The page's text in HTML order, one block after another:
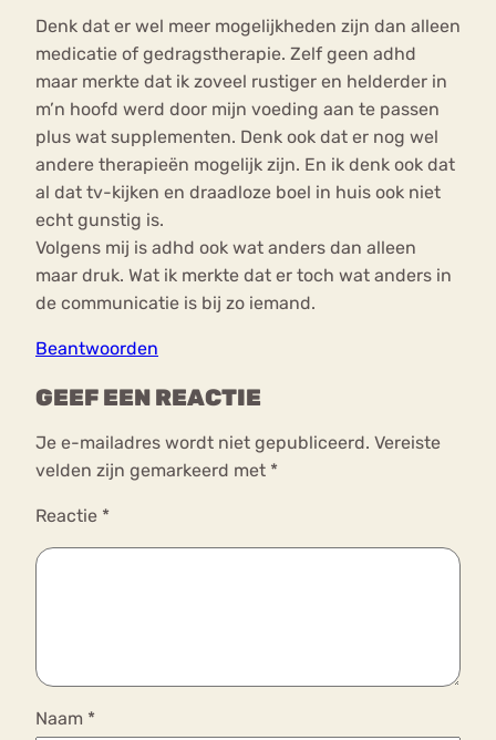
Denk dat er wel meer mogelijkheden zijn dan alleen
medicatie of gedragstherapie. Zelf geen adhd
maar merkte dat ik zoveel rustiger en helderder in
m’n hoofd werd door mijn voeding aan te passen
plus wat supplementen. Denk ook dat er nog wel
andere therapieën mogelijk zijn. En ik denk ook dat
al dat tv-kijken en draadloze boel in huis ook niet
echt gunstig is.
Volgens mij is adhd ook wat anders dan alleen
maar druk. Wat ik merkte dat er toch wat anders in
de communicatie is bij zo iemand.
Beantwoorden
GEEF EEN REACTIE
Je e-mailadres wordt niet gepubliceerd. Vereiste
velden zijn gemarkeerd met *
Reactie *
Naam *